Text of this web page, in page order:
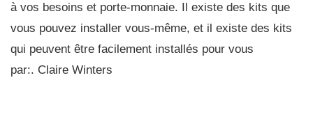
à vos besoins et porte-monnaie. Il existe des kits que
vous pouvez installer vous-même, et il existe des kits
qui peuvent être facilement installés pour vous
par:. Claire Winters